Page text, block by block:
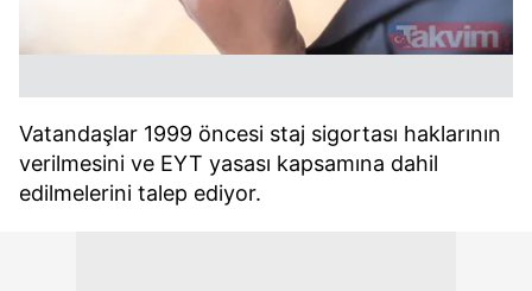
Vatandaşlar 1999 öncesi staj sigortası haklarının
verilmesini ve EYT yasası kapsamına dahil
edilmelerini talep ediyor.